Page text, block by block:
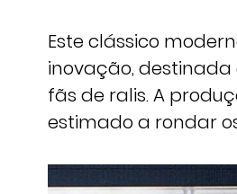
Este clássico
inovação,
fãs de ralis. A
estimado a rondar